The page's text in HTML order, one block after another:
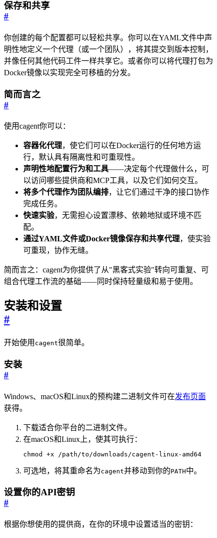
保存和共享
#
你创建的每个配置都可以轻松共享。你可以在YAML文件中声
明性地定义一个代理（或一个团队），将其提交到版本控制，
并像任何其他代码工件一样共享它。或者你可以将代理打包为
Docker镜像以实现完全可移植的分发。
简而言之
#
使用cagent你可以：
容器化代理，使它们可以在Docker运行的任何地方运
行，默认具有隔离性和可重现性。
声明性地配置行为和工具——决定每个代理做什么，可
以访问哪些提供商和MCP工具，以及它们如何交互。
将多个代理作为团队编排，让它们通过干净的接口协作
完成任务。
快速实验，无需担心设置漂移、依赖地狱或环境不匹
配。
通过YAML文件或Docker镜像保存和共享代理，使实验
可重现，协作无缝。
简而言之：cagent为你提供了从"黑客式实验"转向可重复、可
组合代理工作流的基础——同时保持轻量级和易于使用。
安装和设置
#
开始使用 cagent很简单。
安装
#
Windows、macOS和Linux的预构建二进制文件可在发布页面
获得。
下载适合你平台的二进制文件。
在macOS和Linux上，使其可执行：
chmod +x /path/to/downloads/cagent-linux-amd64
可选地，将其重命名为cagent并移动到你的PATH中。
设置你的API密钥
#
根据你想使用的提供商，在你的环境中设置适当的密钥：